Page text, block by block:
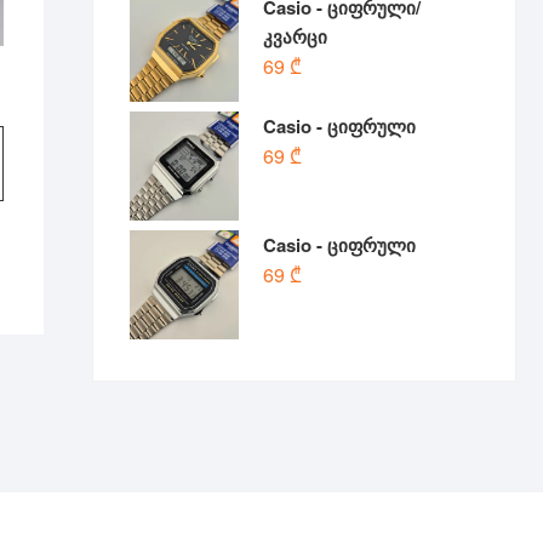
Casio - ციფრული/
კვარცი
69 ₾
Casio - ციფრული
69 ₾
Casio - ციფრული
69 ₾